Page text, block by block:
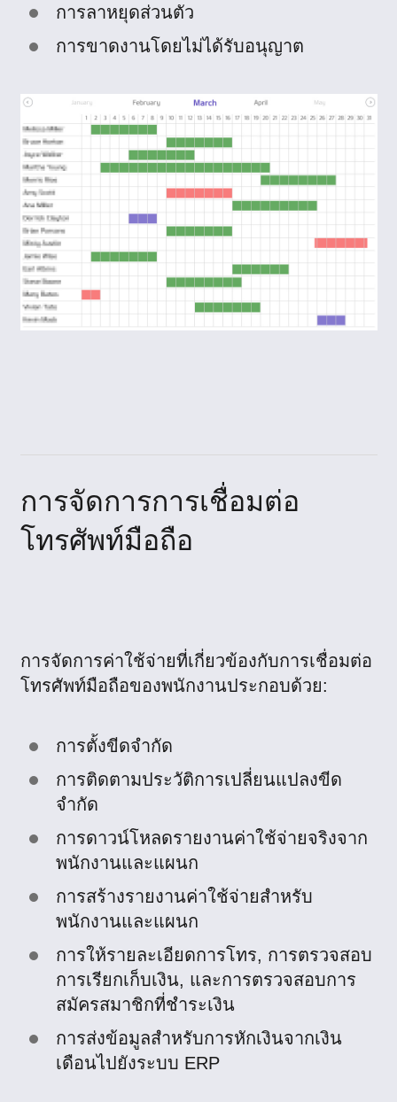
การลาหยุดส่วนตัว
การขาดงานโดยไม่ได้รับอนุญาต
การจัดการการเชื่อมต่อ
โทรศัพท์มือถือ
การจัดการค่าใช้จ่ายที่เกี่ยวข้องกับการเชื่อมต่อ
โทรศัพท์มือถือของพนักงานประกอบด้วย:
การตั้งขีดจำกัด
การติดตามประวัติการเปลี่ยนแปลงขีด
จำกัด
การดาวน์โหลดรายงานค่าใช้จ่ายจริงจาก
พนักงานและแผนก
การสร้างรายงานค่าใช้จ่ายสำหรับ
พนักงานและแผนก
การให้รายละเอียดการโทร, การตรวจสอบ
การเรียกเก็บเงิน, และการตรวจสอบการ
สมัครสมาชิกที่ชำระเงิน
การส่งข้อมูลสำหรับการหักเงินจากเงิน
เดือนไปยังระบบ ERP